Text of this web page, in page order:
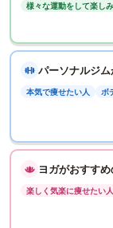
様々な運動をして楽し
パーソナルジ
本気で痩せたい人 ボ
ヨガがおすすめ
楽しく気楽に痩せたい人